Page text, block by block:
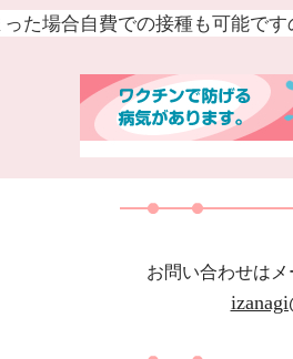
た場合自費での接種も可能で
お問い合わせは